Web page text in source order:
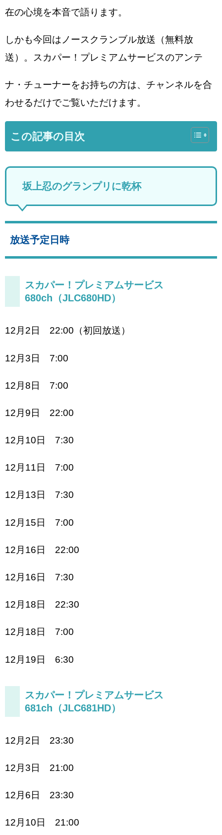
在の心境を本音で語ります。
しかも今回はノースクランブル放送（無料放
送）。スカパー！プレミアムサービスのアンテ
ナ・チューナーをお持ちの方は、チャンネルを合
わせるだけでご覧いただけます。
この記事の目次
坂上忍のグランプリに乾杯
放送予定日時
スカパー！プレミアムサービス
680ch（JLC680HD）
12月2日 22:00（初回放送）
12月3日 7:00
12月8日 7:00
12月9日 22:00
12月10日 7:30
12月11日 7:00
12月13日 7:30
12月15日 7:00
12月16日 22:00
12月16日 7:30
12月18日 22:30
12月18日 7:00
12月19日 6:30
スカパー！プレミアムサービス
681ch（JLC681HD）
12月2日 23:30
12月3日 21:00
12月6日 23:30
12月10日 21:00